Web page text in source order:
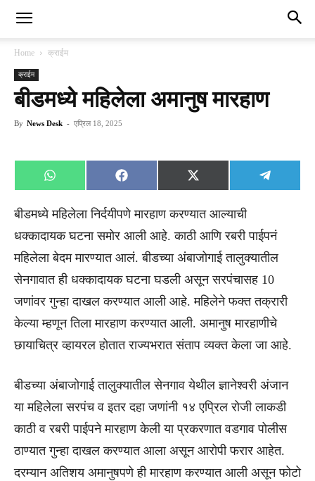
Home क्राईम
क्राईम
बीडमध्ये महिलेला अमानुष मारहाण
By News Desk - एप्रिल 18, 2025
Share
on
WhatsApp
Share
on
Facebook
Share
on
X
(Twitter)
Share
on
बीडमध्ये महिलेला निर्दयीपणे मारहाण करण्यात आल्याची
धक्कादायक घटना समोर आली आहे. काठी आणि रबरी पाईपनं
महिलेला बेदम मारण्यात आलं. बीडच्या अंबाजोगाई तालुक्यातील
सेनगावात ही धक्कादायक घटना घडली असून सरपंचासह 10
जणांवर गुन्हा दाखल करण्यात आली आहे. महिलेने फक्त तक्रारी
केल्या म्हणून तिला मारहाण करण्यात आली. अमानुष मारहाणीचे
छायाचित्र व्हायरल होतात राज्यभरात संताप व्यक्त केला जा आहे.
बीडच्या अंबाजोगाई तालुक्यातील सेनगाव येथील ज्ञानेश्वरी अंजान
या महिलेला सरपंच व इतर दहा जणांनी १४ एप्रिल रोजी लाकडी
काठी व रबरी पाईपने मारहाण केली या प्रकरणात वडगाव पोलीस
ठाण्यात गुन्हा दाखल करण्यात आला असून आरोपी फरार आहेत.
दरम्यान अतिशय अमानुषपणे ही मारहाण करण्यात आली असून फोटो